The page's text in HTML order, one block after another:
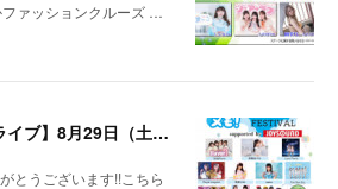
ァッションクルーズ …
宮城遠征!!【観覧無料ライブ】8月29日（土）八木山ベニーランド
とうございます!!こちら